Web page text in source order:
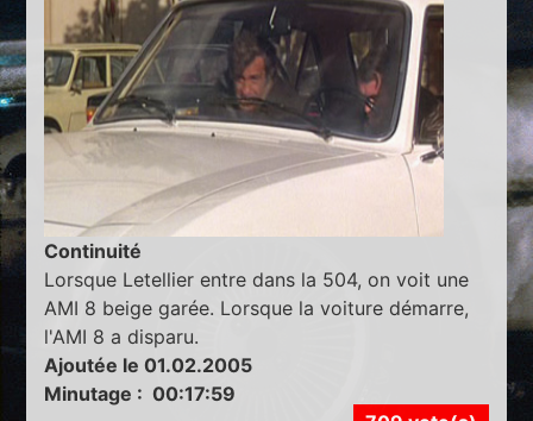
Continuité
Lorsque Letellier entre dans la 504, on voit une
AMI 8 beige garée. Lorsque la voiture démarre,
l'AMI 8 a disparu.
Ajoutée le 01.02.2005
Minutage : 00:17:59